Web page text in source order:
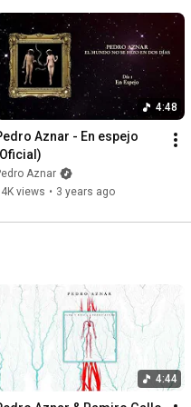
4:48
Aznar - En espejo
Aznar
views • 3 years ago
4:44